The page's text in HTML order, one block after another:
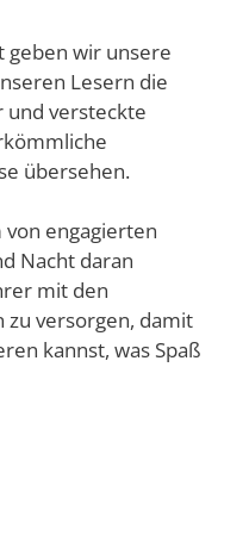
geben wir unsere
Lesern die
und versteckte
übersehen.
engagierten
Nacht daran
mit den
versorgen, damit
kannst, was Spaß